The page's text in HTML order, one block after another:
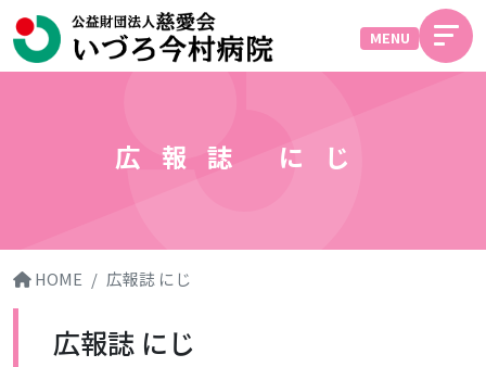
MENU
広報誌 にじ
HOME 広報誌 にじ
広報誌 にじ